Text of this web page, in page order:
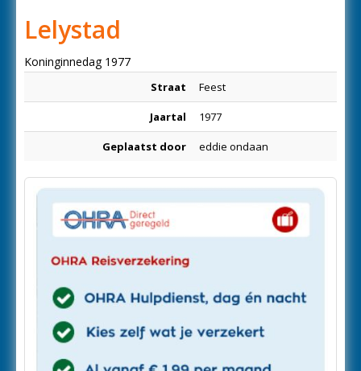
Lelystad
Koninginnedag 1977
Straat Feest
Jaartal 1977
Geplaatst door eddie ondaan